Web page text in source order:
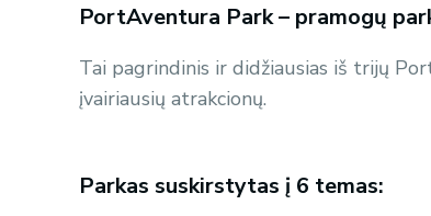
PortAventura Park – pramogų
Tai pagrindinis ir didžiausias iš trijų
įvairiausių atrakcionų.
Parkas suskirstytas į 6 temas: